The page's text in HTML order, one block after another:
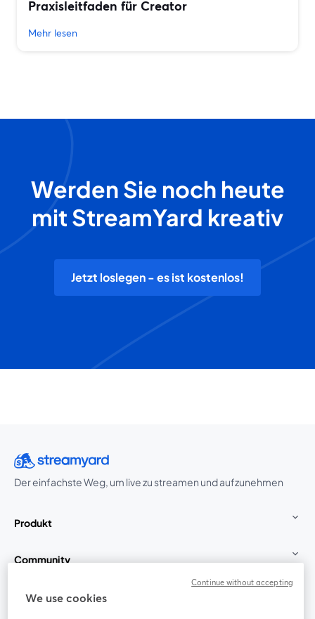
Praxisleitfaden für Creator
Mehr lesen
Werden Sie noch heute
mit StreamYard kreativ
Jetzt loslegen - es ist kostenlos!
Der einfachste Weg, um live zu streamen und aufzunehmen
Produkt
Community
StreamYard für
We use cookies
Continue without accepting